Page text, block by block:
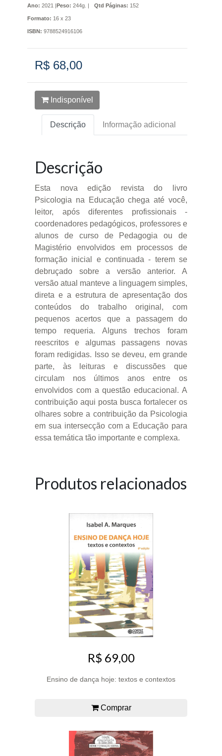
Ano: 2021 |Peso: 244g. | Qtd Páginas: 152
Formato: 16 x 23
ISBN: 9788524916106
R$ 68,00
Indisponível
Descrição Informação adicional
Descrição
Esta nova edição revista do livro
Psicologia na Educação chega até você,
leitor, após diferentes profissionais -
coordenadores pedagógicos, professores e
alunos de curso de Pedagogia ou de
Magistério envolvidos em processos de
formação inicial e continuada - terem se
debruçado sobre a versão anterior. A
versão atual manteve a linguagem simples,
direta e a estrutura de apresentação dos
conteúdos do trabalho original, com
pequenos acertos que a passagem do
tempo requeria. Alguns trechos foram
reescritos e algumas passagens novas
foram redigidas. Isso se deveu, em grande
parte, às leituras e discussões que
circulam nos últimos anos entre os
envolvidos com a questão educacional. A
contribuição aqui posta busca fortalecer os
olhares sobre a contribuição da Psicologia
em sua intersecção com a Educação para
essa temática tão importante e complexa.
Produtos relacionados
R$ 69,00
Ensino de dança hoje: textos e contextos
Comprar